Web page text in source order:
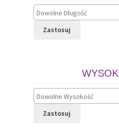
Zastosuj
Zastosuj